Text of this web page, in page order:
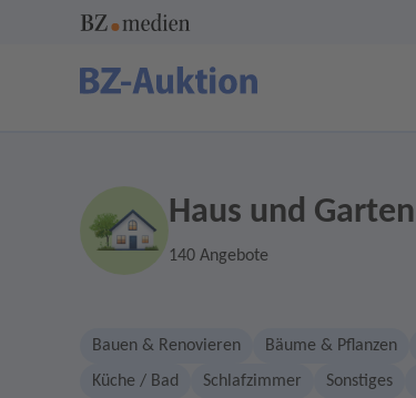
Haus und Garten
140 Angebote
Bauen & Renovieren Bäume & Pflanzen
Küche / Bad
Schlafzimmer Sonstiges